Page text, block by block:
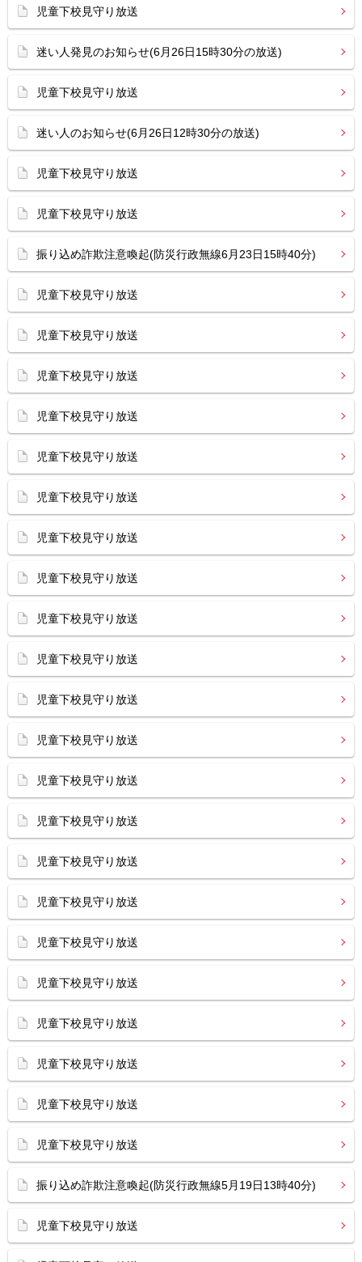
児童下校見守り放送
迷い人発見のお知らせ(6月26日15時30分の放送)
児童下校見守り放送
迷い人のお知らせ(6月26日12時30分の放送)
児童下校見守り放送
児童下校見守り放送
振り込め詐欺注意喚起(防災行政無線6月23日15時40分)
児童下校見守り放送
児童下校見守り放送
児童下校見守り放送
児童下校見守り放送
児童下校見守り放送
児童下校見守り放送
児童下校見守り放送
児童下校見守り放送
児童下校見守り放送
児童下校見守り放送
児童下校見守り放送
児童下校見守り放送
児童下校見守り放送
児童下校見守り放送
児童下校見守り放送
児童下校見守り放送
児童下校見守り放送
児童下校見守り放送
児童下校見守り放送
児童下校見守り放送
児童下校見守り放送
児童下校見守り放送
振り込め詐欺注意喚起(防災行政無線5月19日13時40分)
児童下校見守り放送